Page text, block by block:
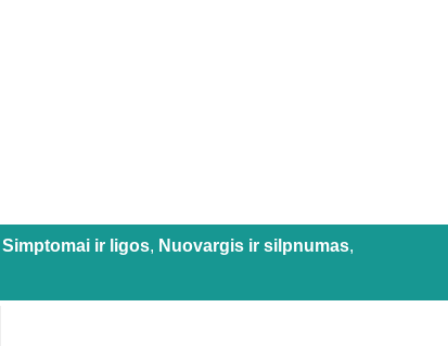
Simptomai ir ligos, Nuovargis ir silpnumas,